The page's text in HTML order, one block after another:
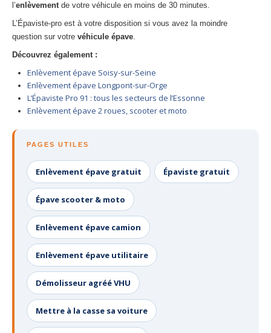
l’enlèvementde votre véhicule en moins de 30 minutes.
L’Épaviste-pro est à votre disposition si vous avez la moindre
question sur votre véhicule épave.
Découvrez également :
Enlèvement épave Soisy-sur-Seine
Enlèvement épave Longpont-sur-Orge
L’Épaviste Pro 91 : tous les secteurs de l’Essonne
Enlèvement épave 2 roues, scooter et moto
PAGES UTILES
Enlèvement épave gratuit Épaviste gratuit
Épave scooter & moto
Enlèvement épave camion
Enlèvement épave utilitaire
Démolisseur agréé VHU
Mettre à la casse sa voiture